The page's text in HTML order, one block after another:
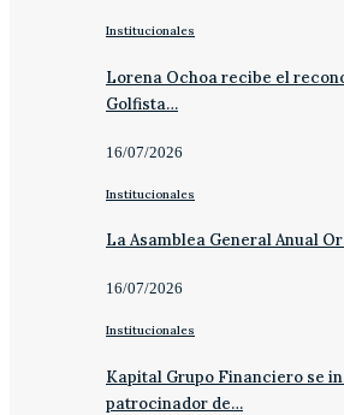
Institucionales
Lorena Ochoa recibe el
Golfista…
16/07/2026
Institucionales
La Asamblea General Anual
16/07/2026
Institucionales
Kapital Grupo Financiero se
patrocinador de…